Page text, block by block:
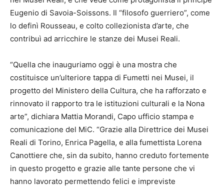
Eugenio di Savoia-Soissons. Il “filosofo guerriero”, come
lo definì Rousseau, e colto collezionista d’arte, che
contribuì ad arricchire le stanze dei Musei Reali.
“Quella che inauguriamo oggi è una mostra che
costituisce un’ulteriore tappa di Fumetti nei Musei, il
progetto del Ministero della Cultura, che ha rafforzato e
rinnovato il rapporto tra le istituzioni culturali e la Nona
arte”, dichiara Mattia Morandi, Capo ufficio stampa e
comunicazione del MiC. “Grazie alla Direttrice dei Musei
Reali di Torino, Enrica Pagella, e alla fumettista Lorena
Canottiere che, sin da subito, hanno creduto fortemente
in questo progetto e grazie alle tante persone che vi
hanno lavorato permettendo felici e impreviste